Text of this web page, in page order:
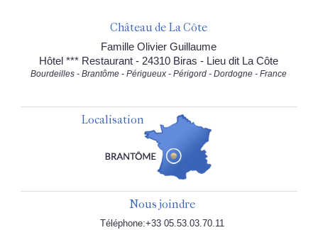
Château de La Côte
Famille Olivier Guillaume
Hôtel *** Restaurant - 24310 Biras - Lieu dit La Côte
Bourdeilles - Brantôme - Périgueux - Périgord - Dordogne - France
Localisation
Nous joindre
Téléphone:+33 05.53.03.70.11